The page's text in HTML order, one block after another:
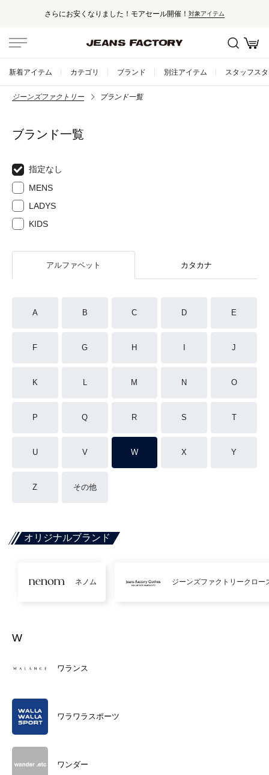
さらにお安くなりました！モアセール開催！ 対象アイテム
新着アイテム カテゴリ ブランド 別注アイテム スタッフス
ジーンズファクトリー ブランド一覧
ブランド一覧
指定なし
MENS
LADYS
KIDS
アルファベット カタカナ
A B C D E
F G H J
K L M N O
P Q R S T
U V W X Y
Z その他
オリジナルブランド
ネノム ジーンズファクトリークロー
W
ワランス
ワラワラスポーツ
ワンダー